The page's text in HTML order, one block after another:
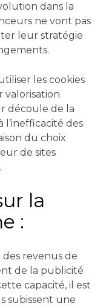
dans la
ne vont pas
leur stratégie
les cookies
valorisation
découle de la
des
du choix
de sites
la
:
des revenus de
de la publicité
capacité, il est
subissent une